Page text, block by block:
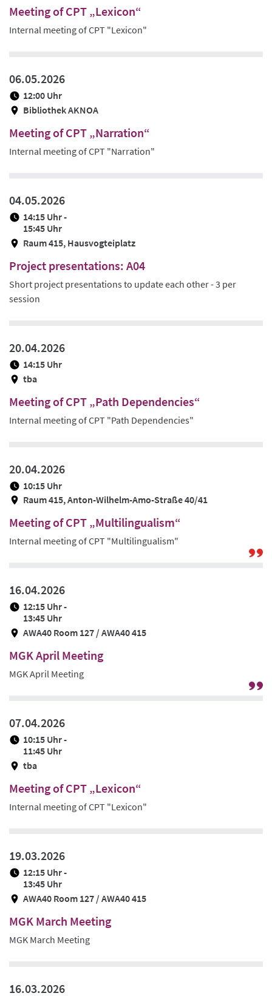
Meeting of CPT „Lexicon“
Internal meeting of CPT "Lexicon"
06.05.2026
12:00 Uhr
Bibliothek AKNOA
Meeting of CPT „Narration“
Internal meeting of CPT "Narration"
04.05.2026
14:15 Uhr -
15:45 Uhr
Raum 415, Hausvogteiplatz
Project presentations: A04
Short project presentations to update each other - 3 per
session
20.04.2026
14:15 Uhr
tba
Meeting of CPT „Path Dependencies“
Internal meeting of CPT "Path Dependencies"
20.04.2026
10:15 Uhr
Raum 415, Anton-Wilhelm-Amo-Straße 40/41
Meeting of CPT „Multilingualism“
Internal meeting of CPT "Multilingualism"
16.04.2026
12:15 Uhr -
13:45 Uhr
AWA40 Room 127 / AWA40 415
MGK April Meeting
MGK April Meeting
07.04.2026
10:15 Uhr -
11:45 Uhr
tba
Meeting of CPT „Lexicon“
Internal meeting of CPT "Lexicon"
19.03.2026
12:15 Uhr -
13:45 Uhr
AWA40 Room 127 / AWA40 415
MGK March Meeting
MGK March Meeting
16.03.2026